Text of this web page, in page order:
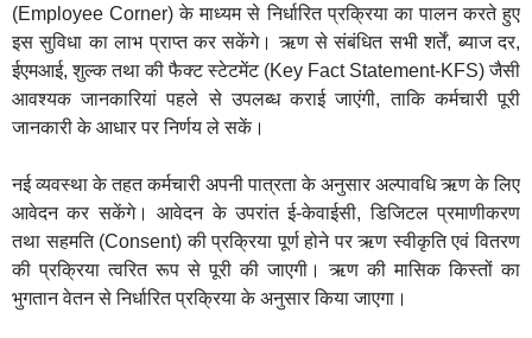
(Employee Corner) के माध्यम से निर्धारित प्रक्रिया का पालन करते हुए
इस सुविधा का लाभ प्राप्त कर सकेंगे। ऋण से संबंधित सभी शर्तें, ब्याज दर,
ईएमआई, शुल्क तथा की फैक्ट स्टेटमेंट (Key Fact Statement-KFS) जैसी
आवश्यक जानकारियां पहले से उपलब्ध कराई जाएंगी, ताकि कर्मचारी पूरी
जानकारी के आधार पर निर्णय ले सकें।
नई व्यवस्था के तहत कर्मचारी अपनी पात्रता के अनुसार अल्पावधि ऋण के लिए
आवेदन कर सकेंगे। आवेदन के उपरांत ई-केवाईसी, डिजिटल प्रमाणीकरण
तथा सहमति (Consent) की प्रक्रिया पूर्ण होने पर ऋण स्वीकृति एवं वितरण
की प्रक्रिया त्वरित रूप से पूरी की जाएगी। ऋण की मासिक किस्तों का
भुगतान वेतन से निर्धारित प्रक्रिया के अनुसार किया जाएगा।